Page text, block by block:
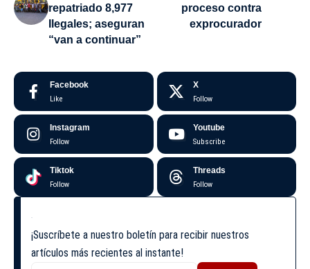
repatriado 8,977
Ilegales; aseguran
“van a continuar”
proceso contra
exprocurador
Facebook
Like
X
Follow
Instagram
Follow
Youtube
Subscribe
Tiktok
Follow
Threads
Follow
¡Suscríbete a nuestro boletín para recibir nuestros
artículos más recientes al instante!